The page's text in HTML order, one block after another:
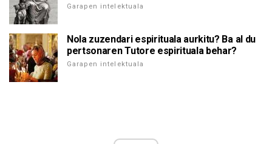
Garapen intelektuala
Nola zuzendari espirituala aurkitu? Ba al du
pertsonaren Tutore espirituala behar?
Garapen intelektuala